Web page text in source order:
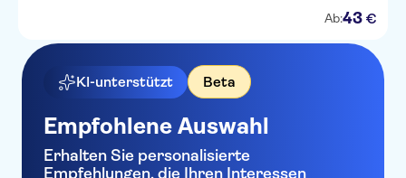
Ab:43 €
KI-unterstützt Beta
Empfohlene Auswahl
Erhalten Sie personalisierte
Empfehlungen, die Ihren Interessen